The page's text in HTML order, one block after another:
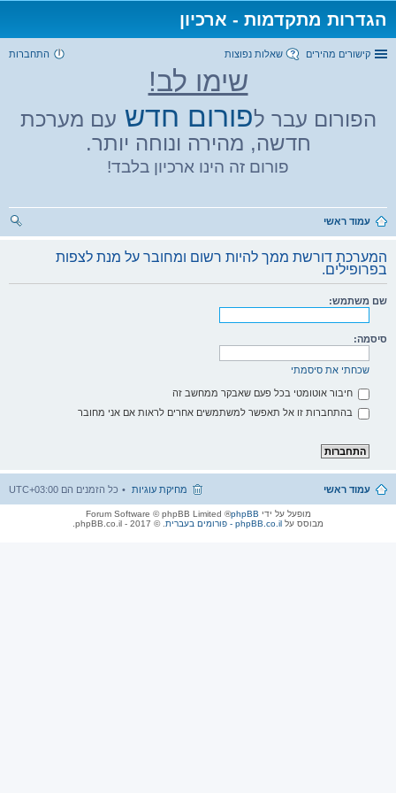
הגדרות מתקדמות - ארכיון
קישורים מהירים שאלות נפוצות התחברות
שימו לב!
הפורום עבר לפורום חדש עם מערכת
חדשה, מהירה ונוחה יותר.
פורום זה הינו ארכיון בלבד!
עמוד ראשי
המערכת דורשת ממך להיות רשום ומחובר על מנת לצפות
בפרופילים.
שם משתמש:
סיסמה:
שכחתי את סיסמתי
חיבור אוטומטי בכל פעם שאבקר ממחשב זה
בהתחברות זו אל תאפשר למשתמשים אחרים לראות אם אני מחובר
עמוד ראשי כל הזמנים הם UTC+03:00 מחיקת עוגיות
מופעל על ידי phpBB
® Forum Software © phpBB Limited
מבוסס על phpBB.co.il - פורומים בעברית . © 2017 - phpBB.co.il.